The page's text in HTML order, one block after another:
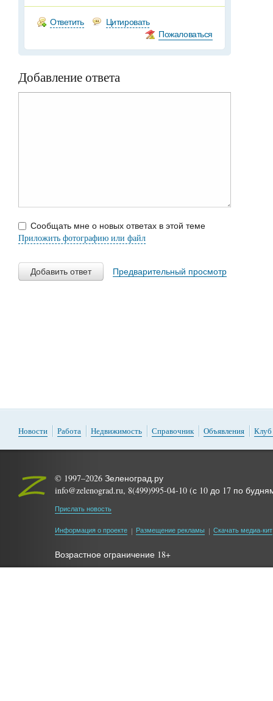
Ответить
Цитировать
Пожаловаться
Добавление ответа
Сообщать мне о новых ответах в этой теме
Приложить фотографию или файл
Добавить ответ Предварительный просмотр
Новости Работа Недвижимость Справочник Объявления Клуб
© 1997–2026 Зеленоград.ру
info@zelenograd.ru, 8(499)995-04-10 (с 10 до 17 по
Прислать новость
Информация о проекте Размещение рекламы Скачать медиа-кит
Возрастное ограничение 18+